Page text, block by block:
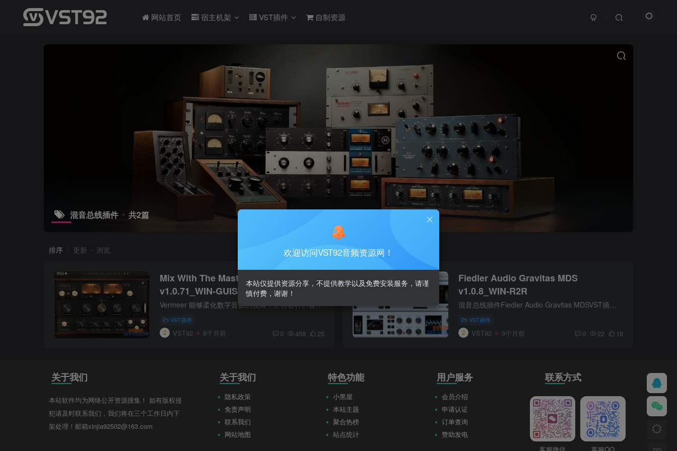
网站首页 宿主机架 VST插件 自制资源
混音总线插件 共2篇
排序 更新 浏览
Mix With The Masters Vermeer
v1.0.71_WIN-GUISEPPE
Vermeer 能够柔化数字音效的棱角，并将各种声音融合在一起，如同画布上色彩的交融。这款交互式总线处理器灵感源自 Tchad Blake 的音乐风格，它运用丰富的均衡、压缩和饱和度层次，为您的音乐注...
VST插件
VST92 8个月前 0 458 25
Fiedler Audio Gravitas MDS
v1.0.8_WIN-R2R
混音总线插件Fiedler Audio Gravitas MDSVST插件格式：VST3/AAX/OBAM翻译：gravitas MDS——终极混音总线和母带压缩器插件混音总线和母带压缩器，立体声和多通道Gravitas MDS 是我们高端的混音...
VST插件
VST92 9个月前 0 22 18
关于我们
本站软件均为网络公开资源搜集！ 如有版权侵
犯请及时联系我们，我们将在三个工作日内下
架处理！邮箱xinjia92502@163.com
关于我们
隐私政策
免责声明
联系我们
网站地图
特色功能
小黑屋
本站主题
聚合热榜
站点统计
用户服务
会员介绍
申请认证
订单查询
赞助发电
联系方式
客服微信 客服QQ
欢迎访问VST92音频资源网！
本站仅提供资源分享，不提供教学以及免费安装服务，请谨
慎付费，谢谢！